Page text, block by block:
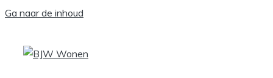
Ga naar de inhoud